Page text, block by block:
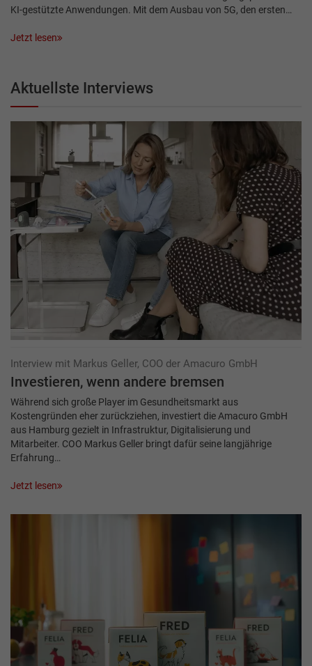
KI-gestützte Anwendungen. Mit dem Ausbau von 5G, den ersten…
Jetzt lesen
Aktuellste Interviews
Interview mit Markus Geller, COO der Amacuro GmbH
Investieren, wenn andere bremsen
Während sich große Player im Gesundheitsmarkt aus
Kostengründen eher zurückziehen, investiert die Amacuro GmbH
aus Hamburg gezielt in Infrastruktur, Digitalisierung und
Mitarbeiter. COO Markus Geller bringt dafür seine langjährige
Erfahrung…
Jetzt lesen